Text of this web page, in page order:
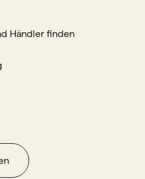
Händler finden